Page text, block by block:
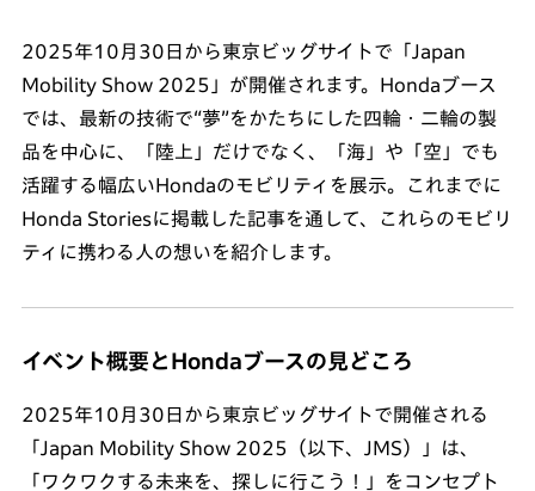
2025年10月30日から東京ビッグサイトで「Japan
Mobility Show 2025」が開催されます。Hondaブース
では、最新の技術で“夢”をかたちにした四輪・二輪の製
品を中心に、「陸上」だけでなく、「海」や「空」でも
活躍する幅広いHondaのモビリティを展示。これまでに
Honda Storiesに掲載した記事を通して、これらのモビリ
ティに携わる人の想いを紹介します。
イベント概要とHondaブースの見どころ
2025年10月30日から東京ビッグサイトで開催される
「Japan Mobility Show 2025（以下、JMS）」は、
「ワクワクする未来を、探しに行こう！」をコンセプト